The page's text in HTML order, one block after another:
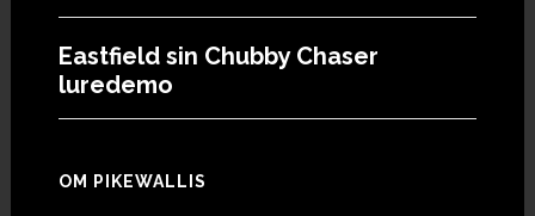
Eastfield sin Chubby Chaser
luredemo
OM PIKEWALLIS